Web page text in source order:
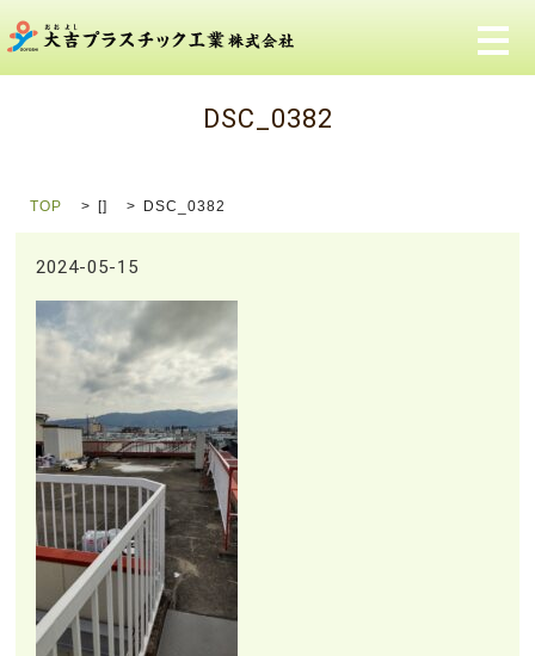
メ
DSC_0382
TOP [] DSC_0382
2024-05-15